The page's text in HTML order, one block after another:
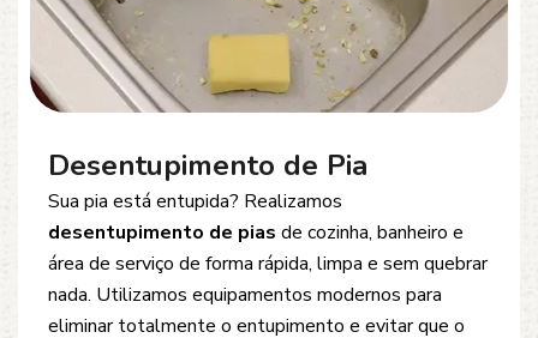
Desentupimento de Esgoto
Problemas comentupimento de esgoto
Oferecemos soluções rápidas e eficientes para
desobstrução de redes de esgoto, caixas de
inspeção e tubulações. Utilizamos equipamentos
modernos e técnicas seguras que garantem um